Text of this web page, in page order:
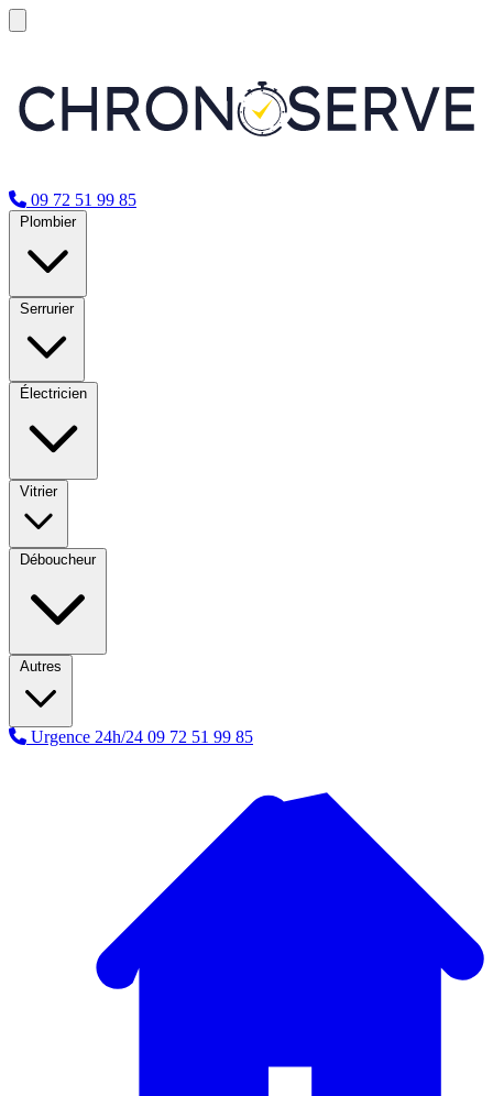
09 72 51 99 85
Plombier
Serrurier
Électricien
Vitrier
Déboucheur
Autres
Urgence 24h/24 09 72 51 99 85